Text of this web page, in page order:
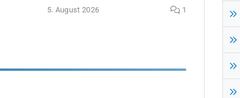
5. August 2026 1